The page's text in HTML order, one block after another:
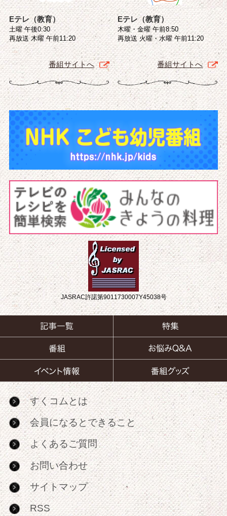
Eテレ（教育）
土曜 午後0:30
再放送 木曜 午前11:20
番組サイトへ
Eテレ（教育）
木曜・金曜 午前8:50
再放送 火曜・水曜 午前11:20
番組サイトへ
JASRAC許諾第9011730007Y45038号
すくコムとは
会員になるとできること
よくあるご質問
お問い合わせ
サイトマップ
RSS